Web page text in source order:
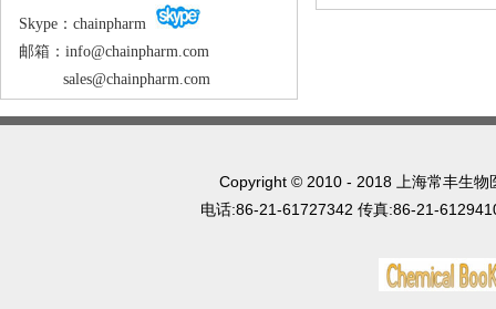
Skype： chainpharm
邮箱：info@chainpharm.com
sales@chainpharm.com
Copyright © 2010 - 2018 上海常丰生
电话:86-21-61727342 传真:86-21-